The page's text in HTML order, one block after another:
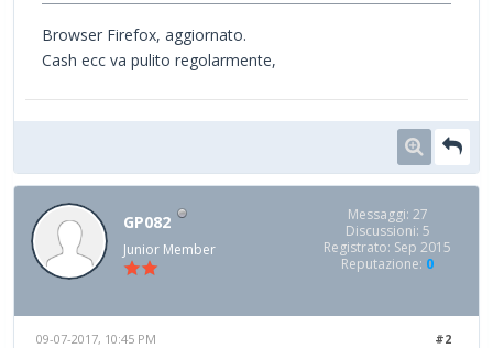
Browser Firefox, aggiornato.
Cash ecc va pulito regolarmente,
GP082
Junior Member
Messaggi: 27
Discussioni: 5
Registrato: Sep 2015
Reputazione: 0
#2
09-07-2017, 10:45 PM